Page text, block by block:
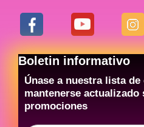
Boletin informativo
Únase a nuestra lista
mantenerse actualizado
promociones